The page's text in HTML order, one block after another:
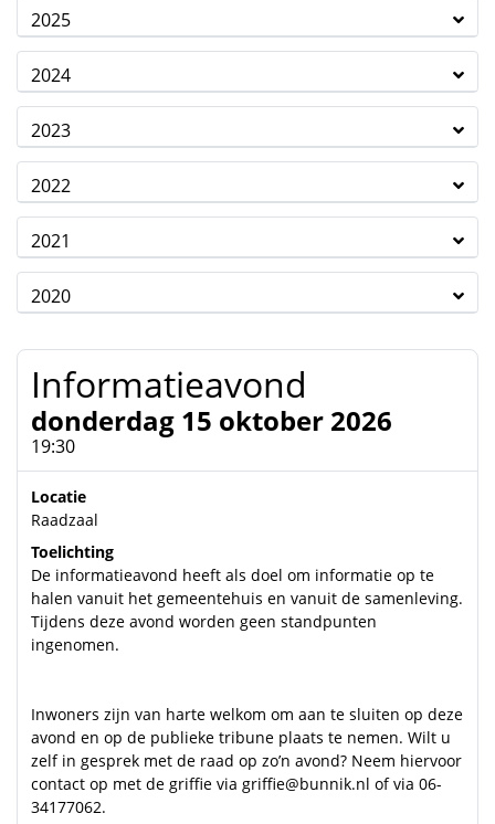
2025
2024
2023
2022
2021
2020
Informatieavond
donderdag 15 oktober 2026
19:30
Locatie
Raadzaal
Toelichting
De informatieavond heeft als doel om informatie op te
halen vanuit het gemeentehuis en vanuit de samenleving.
Tijdens deze avond worden geen standpunten
ingenomen.
Inwoners zijn van harte welkom om aan te sluiten op deze
avond en op de publieke tribune plaats te nemen. Wilt u
zelf in gesprek met de raad op zo’n avond? Neem hiervoor
contact op met de griffie via griffie@bunnik.nl of via 06-
34177062.